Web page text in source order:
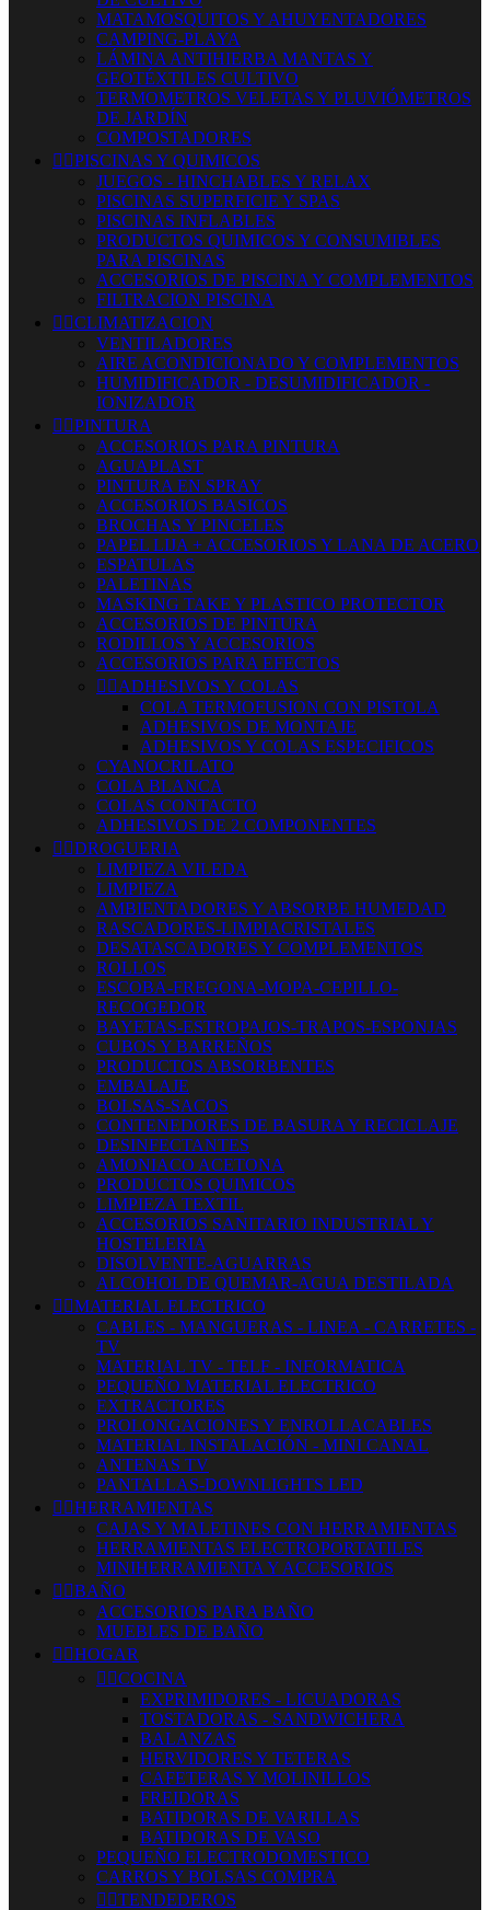
MATAMOSQUITOS Y AHUYENTADORES
CAMPING-PLAYA
LÁMINA ANTIHIERBA MANTAS Y
GEOTÉXTILES CULTIVO
TERMOMETROS VELETAS Y PLUVIÓMETROS
DE JARDÍN
COMPOSTADORES
 PISCINAS Y QUIMICOS
JUEGOS - HINCHABLES Y RELAX
PISCINAS SUPERFICIE Y SPAS
PISCINAS INFLABLES
PRODUCTOS QUIMICOS Y CONSUMIBLES
PARA PISCINAS
ACCESORIOS DE PISCINA Y COMPLEMENTOS
FILTRACION PISCINA
 CLIMATIZACION
VENTILADORES
AIRE ACONDICIONADO Y COMPLEMENTOS
HUMIDIFICADOR - DESUMIDIFICADOR -
IONIZADOR
 PINTURA
ACCESORIOS PARA PINTURA
AGUAPLAST
PINTURA EN SPRAY
ACCESORIOS BASICOS
BROCHAS Y PINCELES
PAPEL LIJA + ACCESORIOS Y LANA DE ACERO
ESPATULAS
PALETINAS
MASKING TAKE Y PLASTICO PROTECTOR
ACCESORIOS DE PINTURA
RODILLOS Y ACCESORIOS
ACCESORIOS PARA EFECTOS
 ADHESIVOS Y COLAS
COLA TERMOFUSION CON PISTOLA
ADHESIVOS DE MONTAJE
ADHESIVOS Y COLAS ESPECIFICOS
CYANOCRILATO
COLA BLANCA
COLAS CONTACTO
ADHESIVOS DE 2 COMPONENTES
 DROGUERIA
LIMPIEZA VILEDA
LIMPIEZA
AMBIENTADORES Y ABSORBE HUMEDAD
RASCADORES-LIMPIACRISTALES
DESATASCADORES Y COMPLEMENTOS
ROLLOS
ESCOBA-FREGONA-MOPA-CEPILLO-
RECOGEDOR
BAYETAS-ESTROPAJOS-TRAPOS-ESPONJAS
CUBOS Y BARREÑOS
PRODUCTOS ABSORBENTES
EMBALAJE
BOLSAS-SACOS
CONTENEDORES DE BASURA Y RECICLAJE
DESINFECTANTES
AMONIACO ACETONA
PRODUCTOS QUIMICOS
LIMPIEZA TEXTIL
ACCESORIOS SANITARIO INDUSTRIAL Y
HOSTELERIA
DISOLVENTE-AGUARRAS
ALCOHOL DE QUEMAR-AGUA DESTILADA
 MATERIAL ELECTRICO
CABLES - MANGUERAS - LINEA - CARRETES -
TV
MATERIAL TV - TELF - INFORMATICA
PEQUEÑO MATERIAL ELECTRICO
EXTRACTORES
PROLONGACIONES Y ENROLLACABLES
MATERIAL INSTALACIÓN - MINI CANAL
ANTENAS TV
PANTALLAS-DOWNLIGHTS LED
 HERRAMIENTAS
CAJAS Y MALETINES CON HERRAMIENTAS
HERRAMIENTAS ELECTROPORTATILES
MINIHERRAMIENTA Y ACCESORIOS
 BAÑO
ACCESORIOS PARA BAÑO
MUEBLES DE BAÑO
 HOGAR
 COCINA
EXPRIMIDORES - LICUADORAS
TOSTADORAS - SANDWICHERA
BALANZAS
HERVIDORES Y TETERAS
CAFETERAS Y MOLINILLOS
FREIDORAS
BATIDORAS DE VARILLAS
BATIDORAS DE VASO
PEQUEÑO ELECTRODOMESTICO
CARROS Y BOLSAS COMPRA
 TENDEDEROS